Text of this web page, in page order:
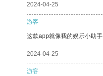
2024-04-25
游客
这款app就像我的娱乐小助
2024-04-25
游客